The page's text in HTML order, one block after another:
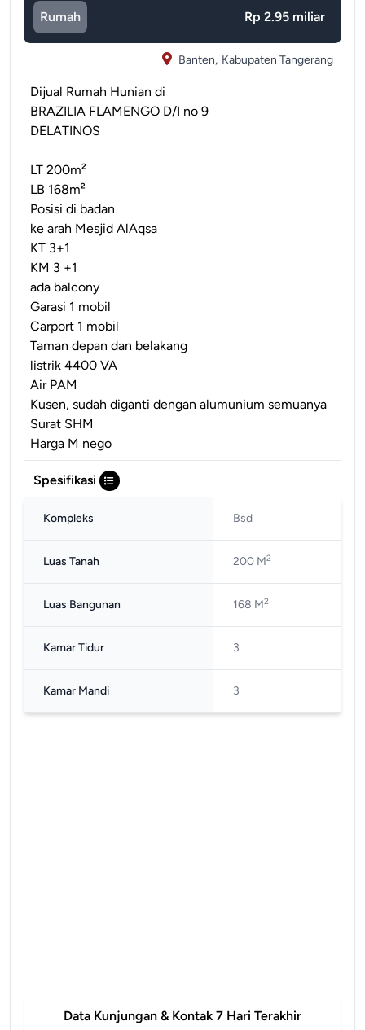
Rumah Rp 2.95 miliar
Banten, Kabupaten Tangerang
Dijual Rumah Hunian di
BRAZILIA FLAMENGO D/I no 9
DELATINOS
LT 200m²
LB 168m²
Posisi di badan
ke arah Mesjid AlAqsa
KT 3+1
KM 3 +1
ada balcony
Garasi 1 mobil
Carport 1 mobil
Taman depan dan belakang
listrik 4400 VA
Air PAM
Kusen, sudah diganti dengan alumunium semuanya
Surat SHM
Harga M nego
Spesifikasi
Kompleks Bsd
Luas Tanah 200 M2
Luas Bangunan 168 M2
Kamar Tidur 3
Kamar Mandi 3
Data Kunjungan & Kontak 7 Hari Terakhir